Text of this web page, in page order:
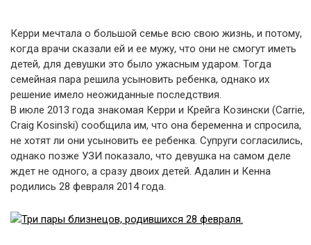
Керри мечтала о большой семье всю свою жизнь, и потому,
когда врачи сказали ей и ее мужу, что они не смогут иметь
детей, для девушки это было ужасным ударом. Тогда
семейная пара решила усыновить ребенка, однако их
решение имело неожиданные последствия.
В июле 2013 года знакомая Керри и Крейга Козински (Carrie,
Craig Kosinski) сообщила им, что она беременна и спросила,
не хотят ли они усыновить ее ребенка. Супруги согласились,
однако позже УЗИ показало, что девушка на самом деле
ждет не одного, а сразу двоих детей. Адалин и Кенна
родились 28 февраля 2014 года.